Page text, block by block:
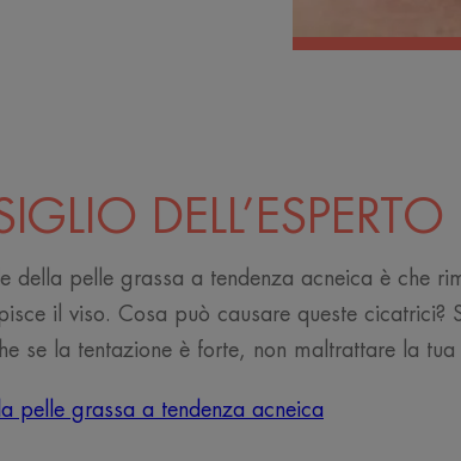
DELL’ESPERTO
della pelle grassa a tendenza acneica è che
il viso. Cosa può causare queste cicatrici?
se la tentazione è forte, non maltrattare la tua
pelle grassa a tendenza acneica